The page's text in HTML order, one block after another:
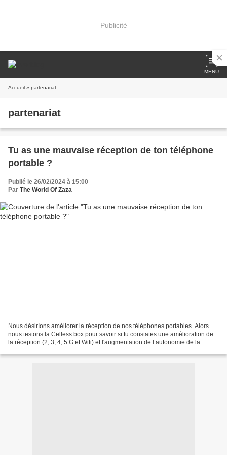
Publicité
MENU
Accueil » partenariat
partenariat
Tu as une mauvaise réception de ton téléphone
portable ?
Publié le 26/02/2024 à 15:00
Par The World Of Zaza
Nous désirIons améliorer la réception de nos téléphones portables. Alors
nous testons la Celless box pour savoir si tu constates une amélioration de
la réception (2, 3, 4, 5 G et Wifi) et l'augmentation de l’autonomie de la